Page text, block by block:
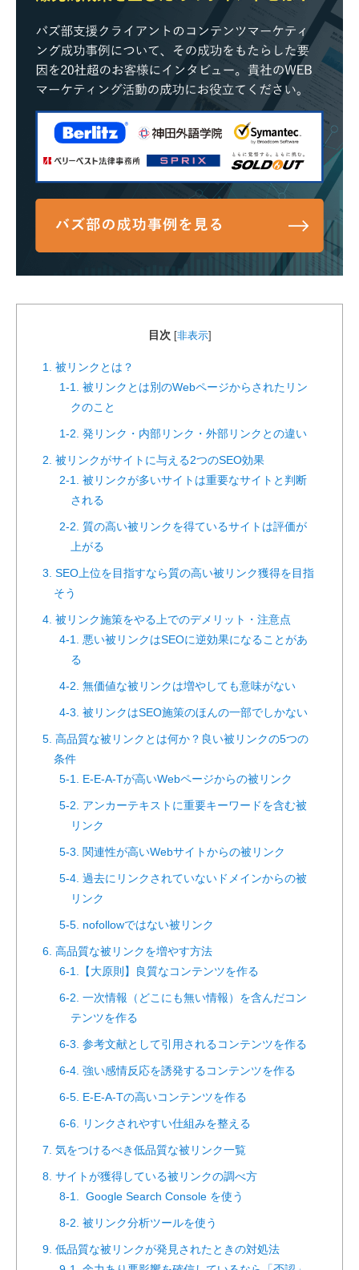
目次 [非表示]
1. 被リンクとは？
1-1. 被リンクとは別のWebページからされたリン
クのこと
1-2. 発リンク・内部リンク・外部リンクとの違い
2. 被リンクがサイトに与える2つのSEO効果
2-1. 被リンクが多いサイトは重要なサイトと判断
される
2-2. 質の高い被リンクを得ているサイトは評価が
上がる
3. SEO上位を目指すなら質の高い被リンク獲得を目指
そう
4. 被リンク施策をやる上でのデメリット・注意点
4-1. 悪い被リンクはSEOに逆効果になることがあ
る
4-2. 無価値な被リンクは増やしても意味がない
4-3. 被リンクはSEO施策のほんの一部でしかない
5. 高品質な被リンクとは何か？良い被リンクの5つの
条件
5-1. E-E-A-Tが高いWebページからの被リンク
5-2. アンカーテキストに重要キーワードを含む被
リンク
5-3. 関連性が高いWebサイトからの被リンク
5-4. 過去にリンクされていないドメインからの被
リンク
5-5. nofollowではない被リンク
6. 高品質な被リンクを増やす方法
6-1.【大原則】良質なコンテンツを作る
6-2. 一次情報（どこにも無い情報）を含んだコン
テンツを作る
6-3. 参考文献として引用されるコンテンツを作る
6-4. 強い感情反応を誘発するコンテンツを作る
6-5. E-E-A-Tの高いコンテンツを作る
6-6. リンクされやすい仕組みを整える
7. 気をつけるべき低品質な被リンク一覧
8. サイトが獲得している被リンクの調べ方
8-1. Google Search Console を使う
8-2. 被リンク分析ツールを使う
9. 低品質な被リンクが発見されたときの対処法